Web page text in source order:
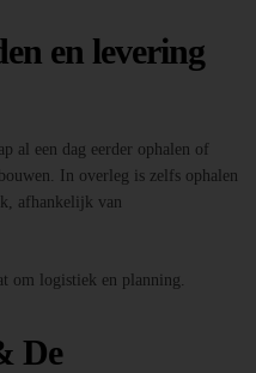
en levering
al een dag eerder ophalen of
In overleg is zelfs ophalen
afhankelijk van
om logistiek en planning.
De